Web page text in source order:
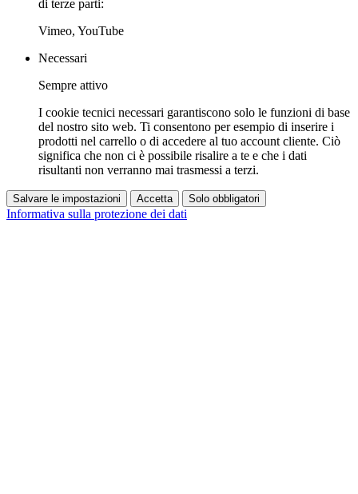
di terze parti:
Vimeo, YouTube
Necessari
Sempre attivo
I cookie tecnici necessari garantiscono solo le funzioni di base
del nostro sito web. Ti consentono per esempio di inserire i
prodotti nel carrello o di accedere al tuo account cliente. Ciò
significa che non ci è possibile risalire a te e che i dati
risultanti non verranno mai trasmessi a terzi.
Salvare le impostazioni Accetta Solo obbligatori
Informativa sulla protezione dei dati